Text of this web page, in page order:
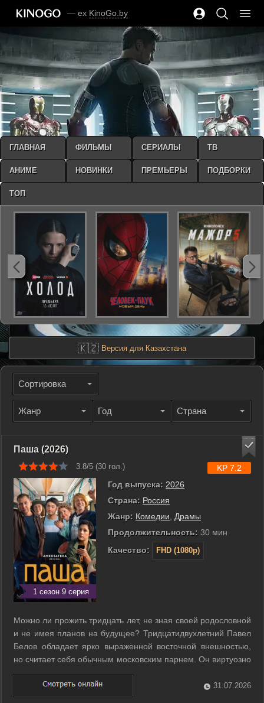
— ex KinoGo.by
🇰🇿 Версия для Казахстана
Сортировка
Жанр Год Страна
Паша (2026)
3.8/5 (30 гол.)
1 сезон 9 серия
Год выпуска: 2026
Страна: Россия
Жанр: Комедии
Драмы
Продолжительность: 30 мин
Качество:
FHD (1080p)
KP 7.2
Можно ли прожить тридцать лет, не зная своей родословной
и не имея планов на будущее? Тридцатидвухлетний Павел
Белов обладает ярко выраженной восточной внешностью,
но считает себя обычным московским парнем. Он виртуозно
настраивает пианино, однако давно забросил собственные
амбиции и живет под опекой властной бабушки. Паша
привык плыть по течению, ...
31.07.2026
ГЛАВНАЯ ФИЛЬМЫ СЕРИАЛЫ ТВ
АНИМЕ НОВИНКИ ПРЕМЬЕРЫ ПОДБОРКИ
ТОП